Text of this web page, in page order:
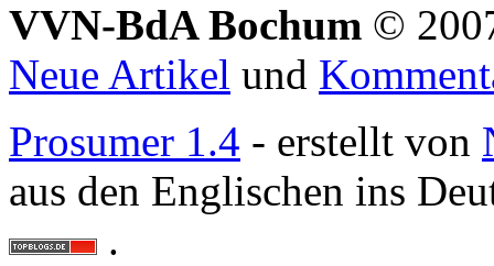
VVN-BdA Bochum ©
Neue Artikel und
Prosumer 1.4 - erstellt von
aus den Englischen ins
.